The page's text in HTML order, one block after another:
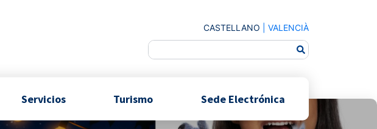
CASTELLANO VALENCIÀ
Servicios Turismo Sede Electrónica